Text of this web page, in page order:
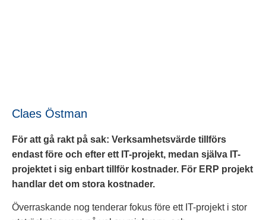
Claes Östman
För att gå rakt på sak: Verksamhetsvärde tillförs
endast före och efter ett IT-projekt, medan själva IT-
projektet i sig enbart tillför kostnader. För ERP projekt
handlar det om stora kostnader.
Överraskande nog tenderar fokus före ett IT-projekt i stor